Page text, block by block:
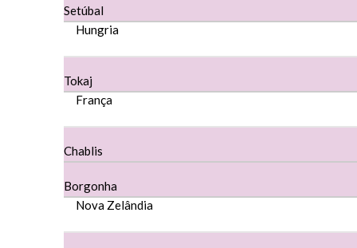
Ervideira Alentejo
Fabio Fernandes Wines
Figueira Coriga - Alentejo
Garrocha Estate Wines
Setúbal
Hungria
Tokaj
França
Chablis
Borgonha
Nova Zelândia